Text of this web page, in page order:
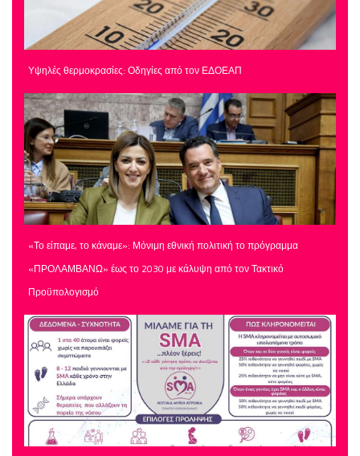
Υψηλές θερμοκρασίες: Οδηγίες από τον ΕΔΟΕΑΠ
«Το είπαμε, το κάναμε»: Μόνιμη εθνική πολιτική το πρόγραμμα
«ΠΡΟΛΑΜΒΑΝΩ» έως το 2030 με κάλυψη από τον Τακτικό
Προϋπολογισμό